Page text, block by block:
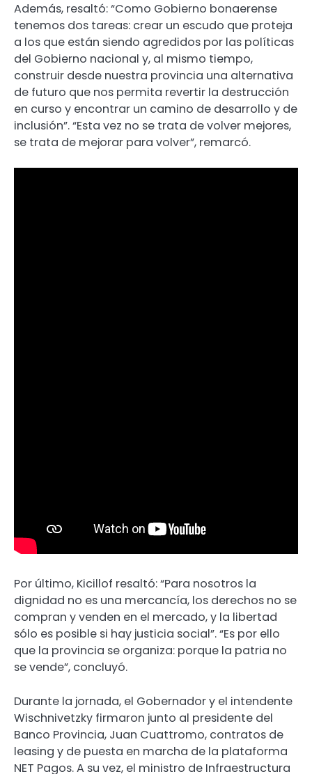
Además, resaltó: “Como Gobierno bonaerense
tenemos dos tareas: crear un escudo que proteja
a los que están siendo agredidos por las políticas
del Gobierno nacional y, al mismo tiempo,
construir desde nuestra provincia una alternativa
de futuro que nos permita revertir la destrucción
en curso y encontrar un camino de desarrollo y de
inclusión”. “Esta vez no se trata de volver mejores,
se trata de mejorar para volver”, remarcó.
Por último, Kicillof resaltó: “Para nosotros la
dignidad no es una mercancía, los derechos no se
compran y venden en el mercado, y la libertad
sólo es posible si hay justicia social”. “Es por ello
que la provincia se organiza: porque la patria no
se vende”, concluyó.
Durante la jornada, el Gobernador y el intendente
Wischnivetzky firmaron junto al presidente del
Banco Provincia, Juan Cuattromo, contratos de
leasing y de puesta en marcha de la plataforma
NET Pagos. A su vez, el ministro de Infraestructura